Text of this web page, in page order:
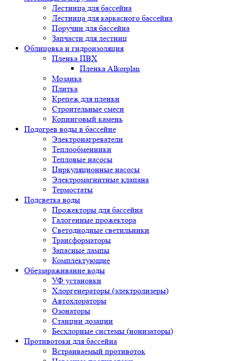
Лестница для бассейна
Лестница для каркасного бассейна
Поручни для бассейна
Запчасти для лестниц
Облицовка и гидроизоляция
Пленка ПВХ
Пленка Alkorplan
Мозаика
Плитка
Крепеж для пленки
Строительные смеси
Копинговый камень
Подогрев воды в бассейне
Электронагреватели
Теплообменники
Тепловые насосы
Циркуляционные насосы
Электромагнитные клапана
Термостаты
Подсветка воды
Прожекторы для бассейна
Галогенные прожектора
Светодиодные светильники
Трансформаторы
Запасные лампы
Комплектующие
Обеззараживание воды
УФ установки
Хлоргенераторы (электролизеры)
Автохлораторы
Озонаторы
Станции дозации
Бесхлорные системы (ионизаторы)
Противотоки для бассейна
Встраиваемый противоток